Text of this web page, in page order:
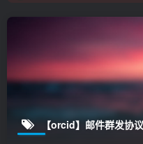
【orcid】邮件群发协议